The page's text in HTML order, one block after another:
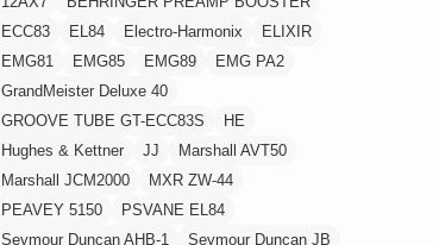
ECC83
EL84 Electro-Harmonix
ELIXIR
EMG81
EMG85 EMG89
EMG PA2
GrandMeister Deluxe 40
GROOVE TUBE GT-ECC83S
HE
Hughes & Kettner
JJ
Marshall AVT50
Marshall JCM2000
MXR ZW-44
PEAVEY 5150
PSVANE EL84
Seymour Duncan AHB-1
Seymour Duncan JB